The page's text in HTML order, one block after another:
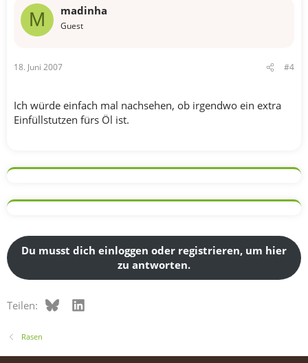
M madinha
Guest
18. Juni 2007 #4
Ich würde einfach mal nachsehen, ob irgendwo ein extra
Einfüllstutzen fürs Öl ist.
Du musst dich einloggen oder registrieren, um hier
zu antworten.
Teilen: BlueskyLinkedIn
Rasen